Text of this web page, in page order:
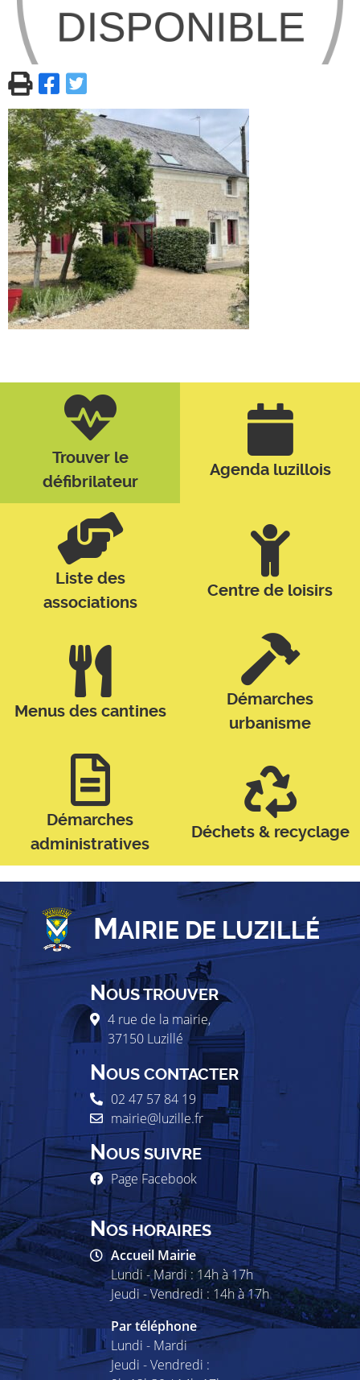
Trouver le
défibrilateur
Agenda luzillois
Liste des
associations
Centre de loisirs
Menus des cantines
Démarches
urbanisme
Démarches
administratives
Déchets & recyclage
MAIRIE DE LUZILLÉ
NOUS TROUVER
4 rue de la mairie,
37150 Luzillé
NOUS CONTACTER
02 47 57 84 19
mairie@luzille.fr
NOUS SUIVRE
Page Facebook
NOS HORAIRES
Accueil Mairie
Lundi - Mardi : 14h à 17h
Jeudi - Vendredi : 14h à 17h
Par téléphone
Lundi - Mardi
Jeudi - Vendredi :